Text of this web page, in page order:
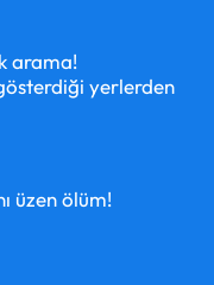
arama!
yerlerden
üzen ölüm!